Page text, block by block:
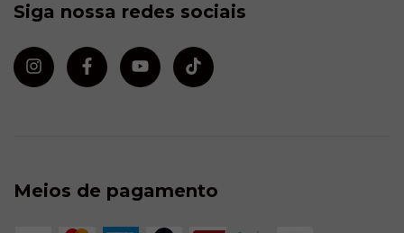
Siga nossa redes sociais
Meios de pagamento